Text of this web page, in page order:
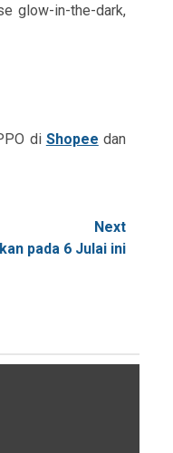
glow-in-the-dark,
di Shopee dan
Next
pada 6 Julai ini